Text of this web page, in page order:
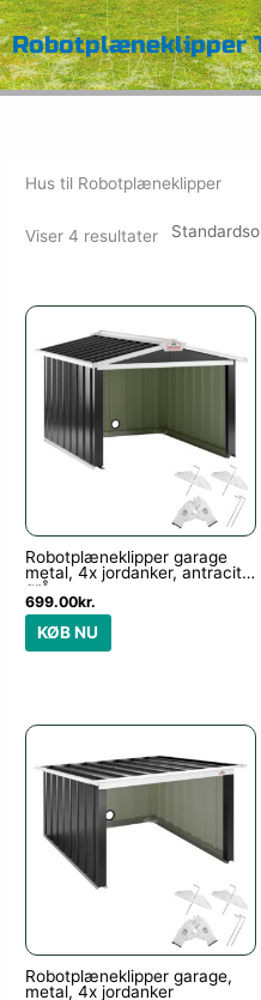
Gå
til
indholdet
Robotplæneklipper
Hus til Robotplæneklipper
Viser 4 resultater
Robotplæneklipper garage
metal, 4x jordanker, antracit
grå
699.00kr.
KØB NU
Robotplæneklipper garage,
metal, 4x jordanker